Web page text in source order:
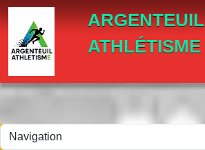
ARGENTEUIL
ATHLÉTISME
Panneau de gestion des cookies